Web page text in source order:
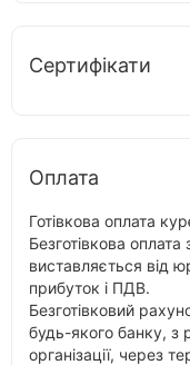
Сертифікати
Оплата
Готівкова оплата
Безготівкова
виставляється від
прибуток і ПДВ.
Безготівковий
будь-якого банку, з
організації, через